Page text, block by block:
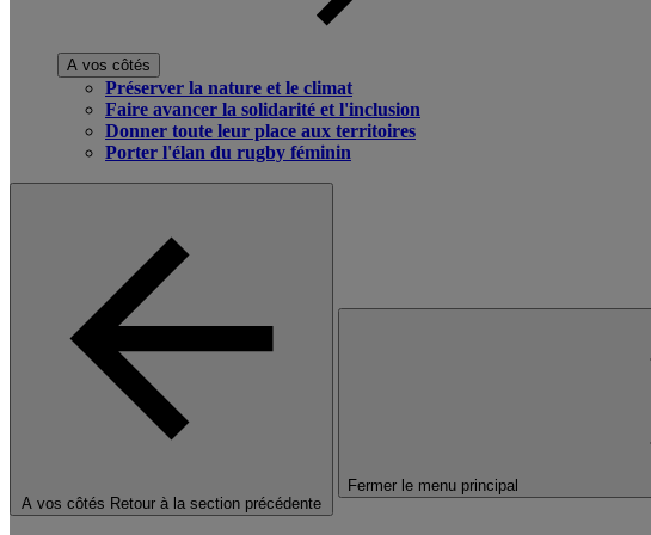
A vos côtés
Préserver la nature et le climat
Faire avancer la solidarité et l'inclusion
Donner toute leur place aux territoires
Porter l'élan du rugby féminin
A vos côtés Retour à la section précédente
Fermer le menu principal